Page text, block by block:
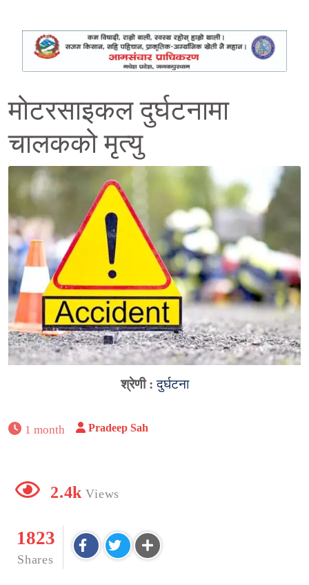
मोटरसाइकल दुर्घटनामा
चालकको मृत्यु
श्रेणी :दुर्घटना
1 month Pradeep Sah
2.4k Views
1823
Shares